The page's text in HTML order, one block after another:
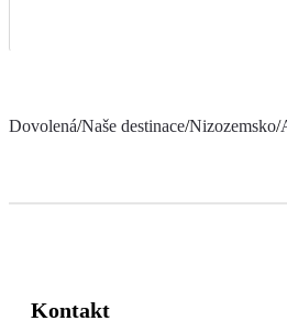
Dovolená/Naše destinace/Nizozemsko/
Kontakt